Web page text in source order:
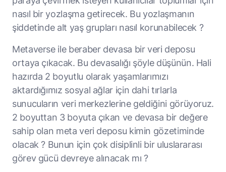
nasıl bir yozlaşma getirecek. Bu yozlaşmanın
şiddetinde alt yaş grupları nasıl korunabilecek ?
Metaverse ile beraber devasa bir veri deposu
ortaya çıkacak. Bu devasalığı şöyle düşünün. Hali
hazırda 2 boyutlu olarak yaşamlarımızı
aktardığımız sosyal ağlar için dahi tırlarla
sunucuların veri merkezlerine geldiğini görüyoruz.
2 boyuttan 3 boyuta çıkan ve devasa bir değere
sahip olan meta veri deposu kimin gözetiminde
olacak ? Bunun için çok disiplinli bir uluslararası
görev gücü devreye alınacak mı ?